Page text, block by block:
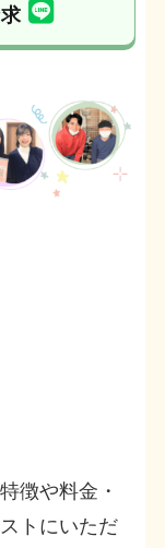
徴や料金・
トにいただ